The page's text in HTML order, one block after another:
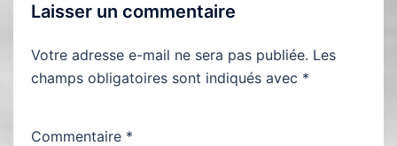
Laisser un commentaire
Votre adresse e-mail ne sera pas publiée. Les
champs obligatoires sont indiqués avec *
Commentaire *